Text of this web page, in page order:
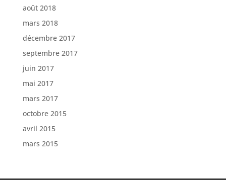
août 2018
mars 2018
décembre 2017
septembre 2017
juin 2017
mai 2017
mars 2017
octobre 2015
avril 2015
mars 2015